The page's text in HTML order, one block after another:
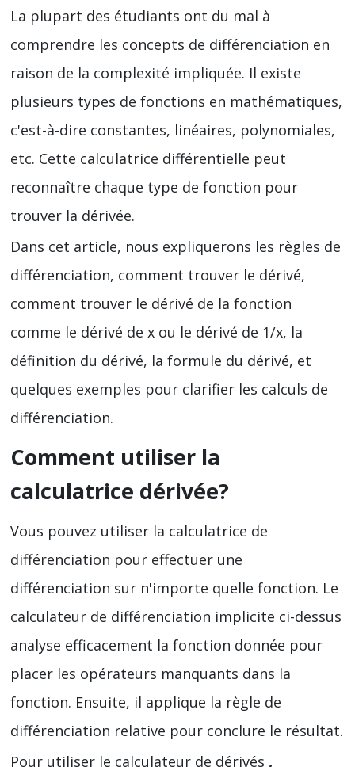
La plupart des étudiants ont du mal à
comprendre les concepts de différenciation en
raison de la complexité impliquée. Il existe
plusieurs types de fonctions en mathématiques,
c'est-à-dire constantes, linéaires, polynomiales,
etc. Cette calculatrice différentielle peut
reconnaître chaque type de fonction pour
trouver la dérivée.
Dans cet article, nous expliquerons les règles de
différenciation, comment trouver le dérivé,
comment trouver le dérivé de la fonction
comme le dérivé de x ou le dérivé de 1/x, la
définition du dérivé, la formule du dérivé, et
quelques exemples pour clarifier les calculs de
différenciation.
Comment utiliser la
calculatrice dérivée?
Vous pouvez utiliser la calculatrice de
différenciation pour effectuer une
différenciation sur n'importe quelle fonction. Le
calculateur de différenciation implicite ci-dessus
analyse efficacement la fonction donnée pour
placer les opérateurs manquants dans la
fonction. Ensuite, il applique la règle de
différenciation relative pour conclure le résultat.
Pour utiliser le calculateur de dérivés ,